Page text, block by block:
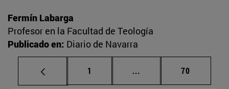
Fermín Labarga
Profesor en la Facultad de Teología
Publicado en: Diario de Navarra
Página
1 ... Páginas intermedias
Página
70